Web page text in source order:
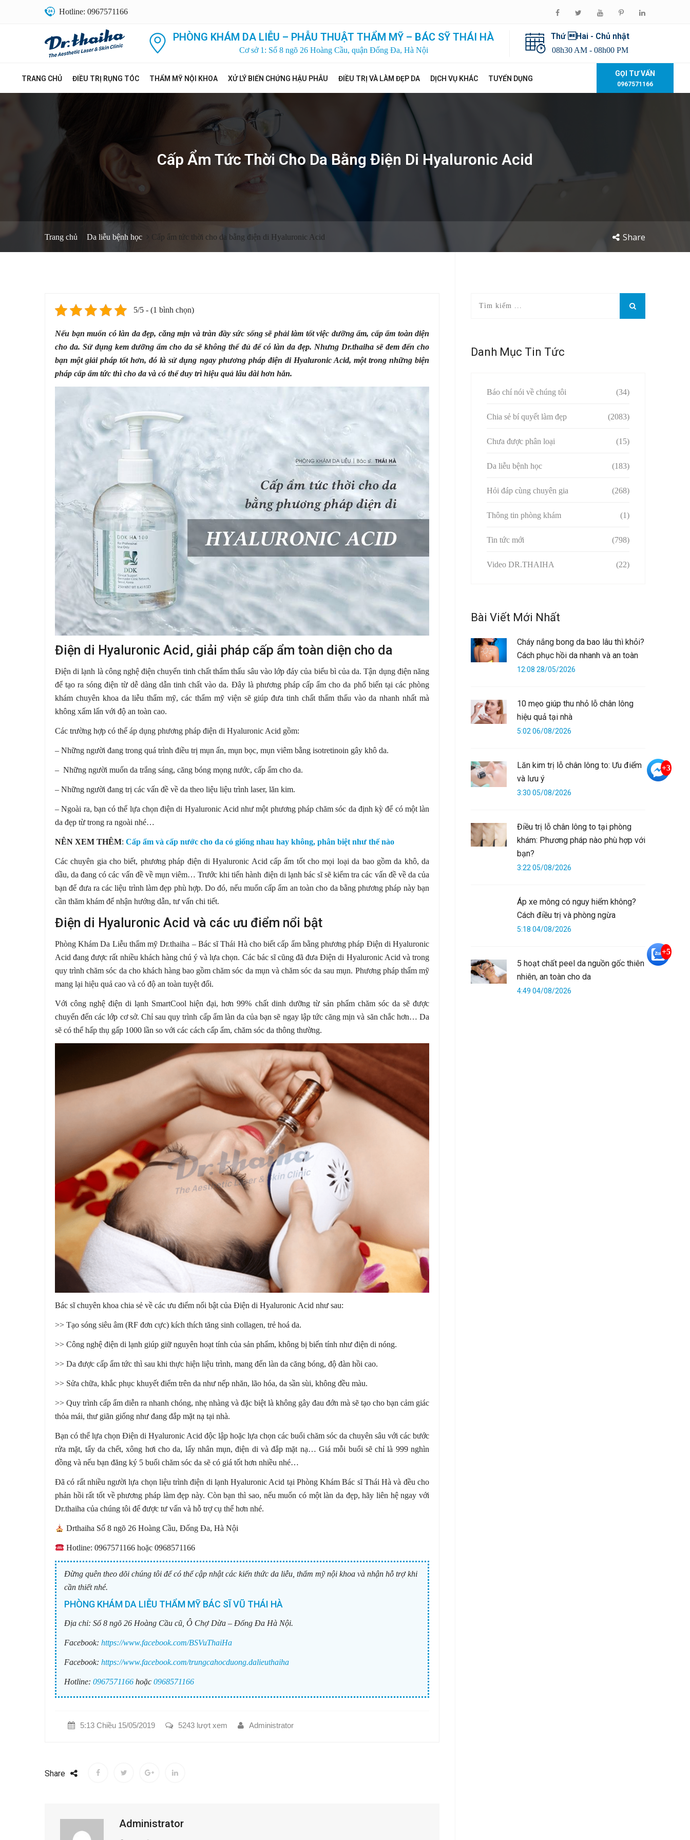
Hotline: 0967571166
PHÒNG KHÁM DA LIỄU – PHẪU THUẬT THẨM MỸ – BÁC SỸ THÁI HÀ
Cơ sở 1: Số 8 ngõ 26 Hoàng Cầu, quận Đống Đa, Hà Nội
Thứ Hai - Chủ nhật
08h30 AM - 08h00 PM
TRANG CHỦ ĐIỀU TRỊ RỤNG TÓC THẨM MỸ NỘI KHOA XỬ LÝ BIẾN CHỨNG HẬU PHẪU ĐIỀU TRỊ VÀ LÀM ĐẸP DA DỊCH VỤ KHÁC TUYỂN DỤNG
GỌI TƯ VẤN
0967571166
Cấp Ẩm Tức Thời Cho Da Bằng Điện Di Hyaluronic Acid
Trang chủ Da liễu bệnh học Cấp ẩm tức thời cho da bằng điện di Hyaluronic Acid Share
5/5 - (1 bình chọn)
Nếu bạn muốn có làn da đẹp, căng mịn và tràn đầy sức sống sẽ phải làm tốt việc dưỡng ẩm, cấp ẩm toàn diện
cho da. Sử dụng kem dưỡng ẩm cho da sẽ không thể đủ để có làn da đẹp. Nhưng Dr.thaiha sẽ đem đến cho
bạn một giải pháp tốt hơn, đó là sử dụng ngay phương pháp điện di Hyaluronic Acid, một trong những biện
pháp cấp ẩm tức thì cho da và có thể duy trì hiệu quả lâu dài hơn hẳn.
Điện di Hyaluronic Acid, giải pháp cấp ẩm toàn diện cho da
Điện di lạnh là công nghệ điện chuyển tinh chất thẩm thấu sâu vào lớp đáy của biểu bì của da. Tận dụng điện năng
để tạo ra sóng điện từ dễ dàng dẫn tinh chất vào da. Đây là phương pháp cấp ẩm cho da phổ biến tại các phòng
khám chuyên khoa da liễu thẩm mỹ, các thẩm mỹ viện sẽ giúp đưa tinh chất thẩm thấu vào da nhanh nhất mà
không xấm lấn với độ an toàn cao.
Các trường hợp có thể áp dụng phương pháp điện di Hyaluronic Acid gồm:
– Những người đang trong quá trình điều trị mụn ẩn, mụn bọc, mụn viêm bằng isotretinoin gây khô da.
– Những người muốn da trắng sáng, căng bóng mọng nước, cấp ẩm cho da.
– Những người đang trị các vấn đề về da theo liệu liệu trình laser, lăn kim.
– Ngoài ra, bạn có thể lựa chọn điện di Hyaluronic Acid như một phương pháp chăm sóc da định kỳ để có một làn
da đẹp từ trong ra ngoài nhé…
NÊN XEM THÊM: Cấp ẩm và cấp nước cho da có giống nhau hay không, phân biệt như thế nào
Các chuyên gia cho biết, phương pháp điện di Hyaluronic Acid cấp ẩm tốt cho mọi loại da bao gồm da khô, da
dầu, da đang có các vấn đề về mụn viêm… Trước khi tiến hành điện di lạnh bác sĩ sẽ kiểm tra các vấn đề về da của
bạn để đưa ra các liệu trình làm đẹp phù hợp. Do đó, nếu muốn cấp ẩm an toàn cho da bằng phương pháp này bạn
cần thăm khám để nhận hướng dẫn, tư vấn chi tiết.
Điện di Hyaluronic Acid và các ưu điểm nổi bật
Phòng Khám Da Liễu thẩm mỹ Dr.thaiha – Bác sĩ Thái Hà cho biết cấp ẩm bằng phương pháp Điện di Hyaluronic
Acid đang được rất nhiều khách hàng chú ý và lựa chọn. Các bác sĩ cũng đã đưa Điện di Hyaluronic Acid và trong
quy trình chăm sóc da cho khách hàng bao gồm chăm sóc da mụn và chăm sóc da sau mụn. Phương pháp thẩm mỹ
mang lại hiệu quả cao và có độ an toàn tuyệt đối.
Với công nghệ điện di lạnh SmartCool hiện đại, hơn 99% chất dinh dưỡng từ sản phẩm chăm sóc da sẽ được
chuyển đến các lớp cơ sở. Chỉ sau quy trình cấp ẩm làn da của bạn sẽ ngay lập tức căng mịn và săn chắc hơn… Da
sẽ có thể hấp thụ gấp 1000 lần so với các cách cấp ẩm, chăm sóc da thông thường.
Bác sĩ chuyên khoa chia sẻ về các ưu điểm nổi bật của Điện di Hyaluronic Acid như sau:
>> Tạo sóng siêu âm (RF đơn cực) kích thích tăng sinh collagen, trẻ hoá da.
>> Công nghệ điện di lạnh giúp giữ nguyên hoạt tính của sản phẩm, không bị biến tính như điện di nóng.
>> Da được cấp ẩm tức thì sau khi thực hiện liệu trình, mang đến làn da căng bóng, độ đàn hồi cao.
>> Sửa chữa, khắc phục khuyết điểm trên da như nếp nhăn, lão hóa, da sần sùi, không đều màu.
>> Quy trình cấp ẩm diễn ra nhanh chóng, nhẹ nhàng và đặc biệt là không gây đau đớn mà sẽ tạo cho bạn cảm giác
thỏa mái, thư giãn giống như đang đắp mặt nạ tại nhà.
Bạn có thể lựa chọn Điện di Hyaluronic Acid độc lập hoặc lựa chọn các buổi chăm sóc da chuyên sâu với các bước
rửa mặt, tẩy da chết, xông hơi cho da, lấy nhân mụn, điện di và đắp mặt nạ… Giá mỗi buổi sẽ chỉ là 999 nghìn
đồng và nếu bạn đăng ký 5 buổi chăm sóc da sẽ có giá tốt hơn nhiều nhé…
Đã có rất nhiều người lựa chọn liệu trình điện di lạnh Hyaluronic Acid tại Phòng Khám Bác sĩ Thái Hà và đều cho
phản hồi rất tốt về phương pháp làm đẹp này. Còn bạn thì sao, nếu muốn có một làn da đẹp, hãy liên hệ ngay với
Dr.thaiha của chúng tôi để được tư vấn và hỗ trợ cụ thể hơn nhé.
Drthaiha Số 8 ngõ 26 Hoàng Cầu, Đống Đa, Hà Nội
Hotline: 0967571166 hoặc 0968571166
Đừng quên theo dõi chúng tôi để có thể cập nhật các kiến thức da liễu, thẩm mỹ nội khoa và nhận hỗ trợ khi
cần thiết nhé.
PHÒNG KHÁM DA LIỄU THẨM MỸ BÁC SĨ VŨ THÁI HÀ
Địa chỉ: Số 8 ngõ 26 Hoàng Cầu cũ, Ô Chợ Dừa – Đống Đa Hà Nội.
Facebook: https://www.facebook.com/BSVuThaiHa
Facebook: https://www.facebook.com/trungcahocduong.dalieuthaiha
Hotline: 0967571166 hoặc 0968571166
5:13 Chiều 15/05/2019 5243 lượt xem Administrator
Share
Administrator
Danh Mục Tin Tức
Báo chí nói về chúng tôi (34)
Chia sẻ bí quyết làm đẹp (2083)
Chưa được phân loại (15)
Da liễu bệnh học (183)
Hỏi đáp cùng chuyên gia (268)
Thông tin phòng khám (1)
Tin tức mới (798)
Video DR.THAIHA (22)
Bài Viết Mới Nhất
Cháy nắng bong da bao lâu thì khỏi?
Cách phục hồi da nhanh và an toàn
12:08 28/05/2026
10 mẹo giúp thu nhỏ lỗ chân lông
hiệu quả tại nhà
5:02 06/08/2026
Lăn kim trị lỗ chân lông to: Ưu điểm
và lưu ý
3:30 05/08/2026
Điều trị lỗ chân lông to tại phòng
khám: Phương pháp nào phù hợp với
bạn?
3:22 05/08/2026
Áp xe mông có nguy hiểm không?
Cách điều trị và phòng ngừa
5:18 04/08/2026
5 hoạt chất peel da nguồn gốc thiên
nhiên, an toàn cho da
4:49 04/08/2026
+3
+5